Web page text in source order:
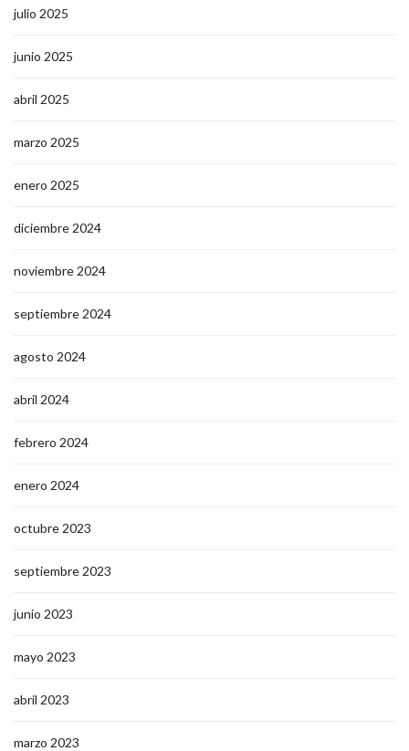
julio 2025
junio 2025
abril 2025
marzo 2025
enero 2025
diciembre 2024
noviembre 2024
septiembre 2024
agosto 2024
abril 2024
febrero 2024
enero 2024
octubre 2023
septiembre 2023
junio 2023
mayo 2023
abril 2023
marzo 2023